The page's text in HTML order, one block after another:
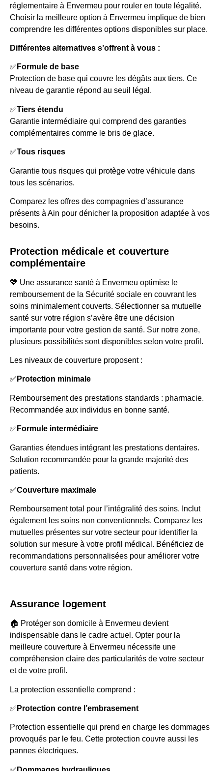
réglementaire à Envermeu pour rouler en toute légalité.
Choisir la meilleure option à Envermeu implique de bien
comprendre les différentes options disponibles sur place.
Différentes alternatives s’offrent à vous :
✅ Formule de base
Protection de base qui couvre les dégâts aux tiers. Ce
niveau de garantie répond au seuil légal.
✅Tiers étendu
Garantie intermédiaire qui comprend des garanties
complémentaires comme le bris de glace.
✅Tous risques
Garantie tous risques qui protège votre véhicule dans
tous les scénarios.
Comparez les offres des compagnies d’assurance
présents à Ain pour dénicher la proposition adaptée à vos
besoins.
Protection médicale et couverture
complémentaire
💖 Une assurance santé à Envermeu optimise le
remboursement de la Sécurité sociale en couvrant les
soins minimalement couverts. Sélectionner sa mutuelle
santé sur votre région s’avère être une décision
importante pour votre gestion de santé. Sur notre zone,
plusieurs possibilités sont disponibles selon votre profil.
Les niveaux de couverture proposent :
✅ Protection minimale
Remboursement des prestations standards : pharmacie.
Recommandée aux individus en bonne santé.
✅ Formule intermédiaire
Garanties étendues intégrant les prestations dentaires.
Solution recommandée pour la grande majorité des
patients.
✅Couverture maximale
Remboursement total pour l’intégralité des soins. Inclut
également les soins non conventionnels. Comparez les
mutuelles présentes sur votre secteur pour identifier la
solution sur mesure à votre profil médical. Bénéficiez de
recommandations personnalisées pour améliorer votre
couverture santé dans votre région.
Assurance logement
🏠 Protéger son domicile à Envermeu devient
indispensable dans le cadre actuel. Opter pour la
meilleure couverture à Envermeu nécessite une
compréhension claire des particularités de votre secteur
et de votre profil.
La protection essentielle comprend :
✅ Protection contre l’embrasement
Protection essentielle qui prend en charge les dommages
provoqués par le feu. Cette protection couvre aussi les
pannes électriques.